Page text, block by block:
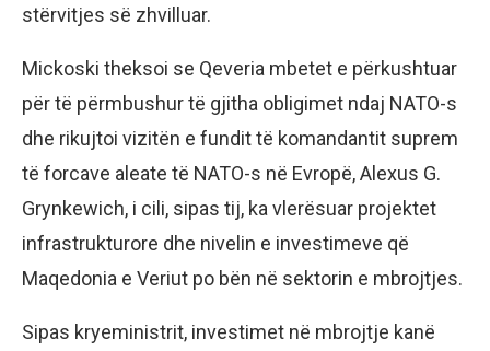
stërvitjes së zhvilluar.
Mickoski theksoi se Qeveria mbetet e përkushtuar
për të përmbushur të gjitha obligimet ndaj NATO-s
dhe rikujtoi vizitën e fundit të komandantit suprem
të forcave aleate të NATO-s në Evropë, Alexus G.
Grynkewich, i cili, sipas tij, ka vlerësuar projektet
infrastrukturore dhe nivelin e investimeve që
Maqedonia e Veriut po bën në sektorin e mbrojtjes.
Sipas kryeministrit, investimet në mbrojtje kanë